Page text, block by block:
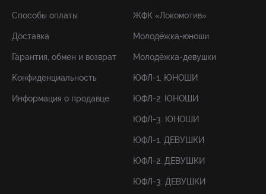
Способы оплаты
Доставка
Гарантия, обмен и возврат
Конфиденциальность
Информация о продавце
ЖФК «Локомотив»
Молодёжка-юноши
Молодёжка-девушки
ЮФЛ-1. ЮНОШИ
ЮФЛ-2. ЮНОШИ
ЮФЛ-3. ЮНОШИ
ЮФЛ-1. ДЕВУШКИ
ЮФЛ-2. ДЕВУШКИ
ЮФЛ-3. ДЕВУШКИ